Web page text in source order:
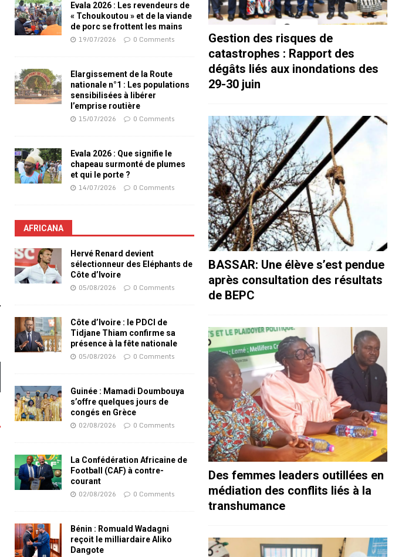
Evala 2026 : Les revendeurs de
« Tchoukoutou » et de la viande
de porc se frottent les mains
19/07/2026 0 Comments
Elargissement de la Route
nationale n°1 : Les populations
sensibilisées à libérer
l’emprise routière
15/07/2026 0 Comments
Evala 2026 : Que signifie le
chapeau surmonté de plumes
et qui le porte ?
14/07/2026 0 Comments
AFRICANA
Hervé Renard devient
sélectionneur des Eléphants de
Côte d’Ivoire
05/08/2026 0 Comments
Côte d’Ivoire : le PDCI de
Tidjane Thiam confirme sa
présence à la fête nationale
05/08/2026 0 Comments
Guinée : Mamadi Doumbouya
s’offre quelques jours de
congés en Grèce
02/08/2026 0 Comments
La Confédération Africaine de
Football (CAF) à contre-
courant
02/08/2026 0 Comments
Bénin : Romuald Wadagni
reçoit le milliardaire Aliko
Dangote
Gestion des risques de
catastrophes : Rapport des
dégâts liés aux inondations des
29-30 juin
BASSAR: Une élève s’est pendue
après consultation des résultats
de BEPC
Des femmes leaders outillées en
médiation des conflits liés à la
transhumance